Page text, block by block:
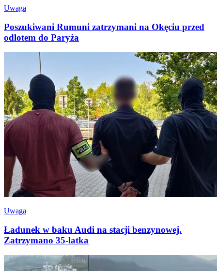
Uwaga
Poszukiwani Rumuni zatrzymani na Okęciu przed
odlotem do Paryża
Uwaga
Ładunek w baku Audi na stacji benzynowej.
Zatrzymano 35-latka